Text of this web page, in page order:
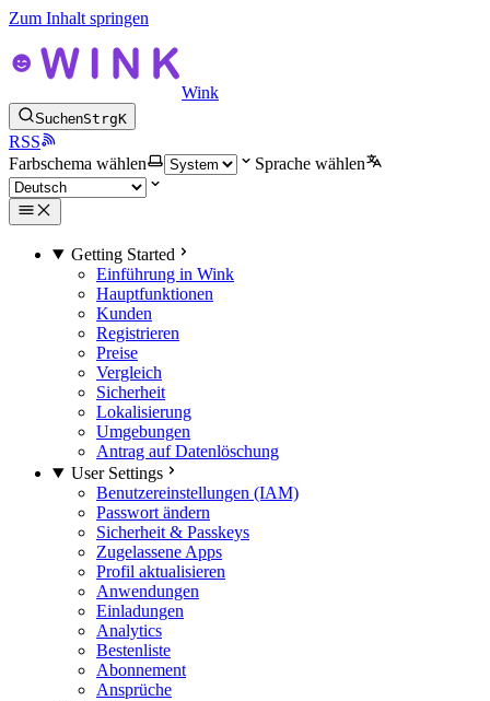
Zum Inhalt springen
Wink
SuchenStrgK
RSS
Farbschema wählen
Sprache wählen
Getting Started
Einführung in Wink
Hauptfunktionen
Kunden
Registrieren
Preise
Vergleich
Sicherheit
Lokalisierung
Umgebungen
Antrag auf Datenlöschung
User Settings
Benutzereinstellungen (IAM)
Passwort ändern
Sicherheit & Passkeys
Zugelassene Apps
Profil aktualisieren
Anwendungen
Einladungen
Analytics
Bestenliste
Abonnement
Ansprüche